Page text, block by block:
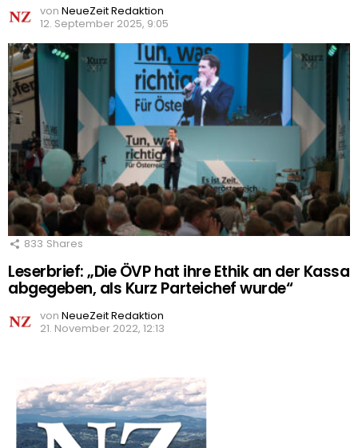
von NeueZeit Redaktion
12. September 2025, 9:05
833 Shares
Leserbrief: „Die ÖVP hat ihre Ethik an der Kassa
abgegeben, als Kurz Parteichef wurde“
von NeueZeit Redaktion
21. November 2022, 12:13